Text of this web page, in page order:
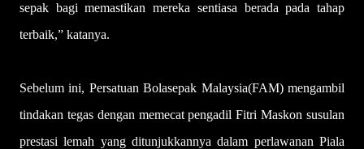
sepak bagi memastikan mereka sentiasa berada pada tahap
terbaik,” katanya.
Sebelum ini, Persatuan Bolasepak Malaysia(FAM) mengambil
tindakan tegas dengan memecat pengadil Fitri Maskon susulan
prestasi lemah yang ditunjukkannya dalam perlawanan Piala